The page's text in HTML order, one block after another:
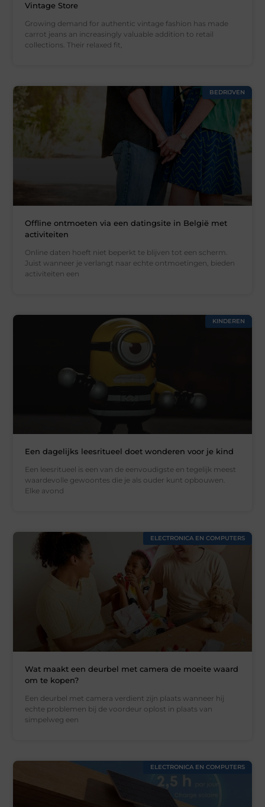
Vintage Store
Growing demand for authentic vintage fashion has made
carrot jeans an increasingly valuable addition to retail
collections. Their relaxed fit,
BEDRIJVEN
Offline ontmoeten via een datingsite in België met
activiteiten
Online daten hoeft niet beperkt te blijven tot een scherm.
Juist wanneer je verlangt naar echte ontmoetingen, bieden
activiteiten een
KINDEREN
Een dagelijks leesritueel doet wonderen voor je kind
Een leesritueel is een van de eenvoudigste en tegelijk meest
waardevolle gewoontes die je als ouder kunt opbouwen.
Elke avond
ELECTRONICA EN COMPUTERS
Wat maakt een deurbel met camera de moeite waard
om te kopen?
Een deurbel met camera verdient zijn plaats wanneer hij
echte problemen bij de voordeur oplost in plaats van
simpelweg een
ELECTRONICA EN COMPUTERS